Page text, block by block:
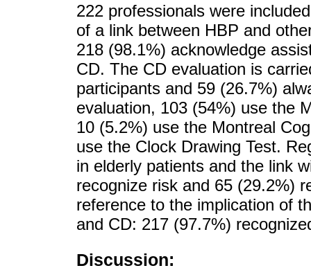
222 professionals were
of a link between HBP and
218 (98.1%) acknowledge
CD. The CD evaluation is
participants and 59 (26.7%)
evaluation, 103 (54%) use the
10 (5.2%) use the Montreal
use the Clock Drawing Test.
in elderly patients and the link
recognize risk and 65 (29.2%)
reference to the implication of
and CD: 217 (97.7%)
Discussion: